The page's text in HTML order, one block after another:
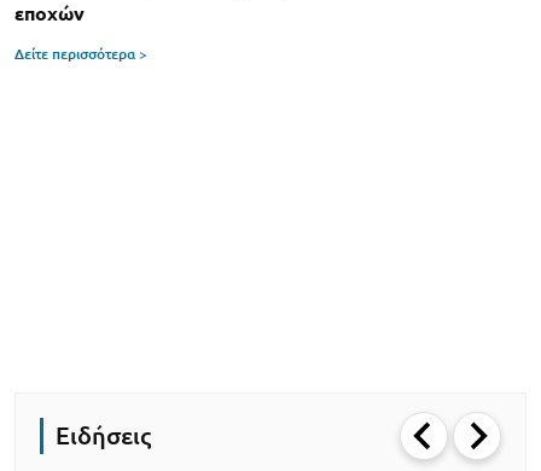
εποχών
Δείτε περισσότερα >
Ειδήσεις